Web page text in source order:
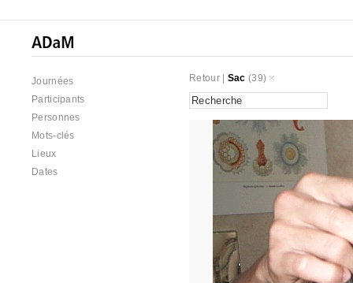
Journées
Participants
Personnes
Mots-clés
Lieux
Dates
Retour| Sac (39)